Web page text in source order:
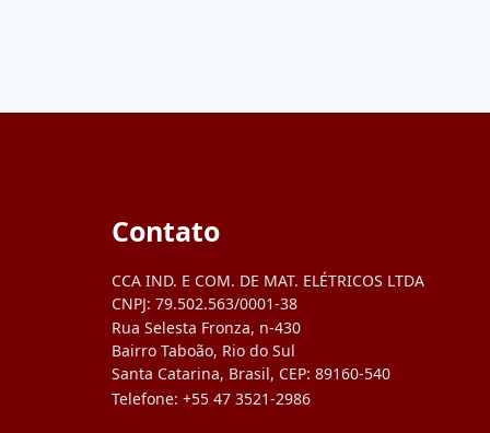
Contato
CCA IND. E COM. DE MAT. ELÉTRICOS LTDA
CNPJ: 79.502.563/0001-38
Rua Selesta Fronza, n-430
Bairro Taboão, Rio do Sul
Santa Catarina, Brasil, CEP: 89160-540
Telefone: +55 47 3521-2986